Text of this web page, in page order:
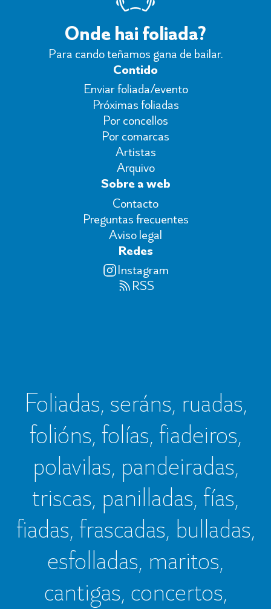
Onde hai foliada?
Para cando teñamos gana de bailar.
Contido
Enviar foliada/evento
Próximas foliadas
Por concellos
Por comarcas
Artistas
Arquivo
Sobre a web
Contacto
Preguntas frecuentes
Aviso legal
Redes
Instagram
RSS
Foliadas, seráns, ruadas,
folións, folías, fiadeiros,
polavilas, pandeiradas,
triscas, panilladas, fías,
fiadas, frascadas, bulladas,
esfolladas, maritos,
cantigas, concertos,